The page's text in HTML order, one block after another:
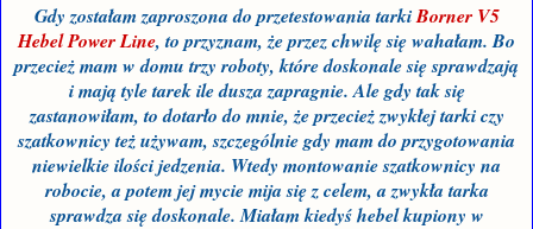
Gdy zostałam zaproszona do przetestowania tarkiBorner V5
Hebel Power Line, to przyznam, że przez chwilę się wahałam. Bo
przecież mam w domu trzy roboty, które doskonale się sprawdzają
i mają tyle tarek ile dusza zapragnie. Ale gdy tak się
zastanowiłam, to dotarło do mnie, że przecież zwykłej tarki czy
szatkownicy też używam, szczególnie gdy mam do przygotowania
niewielkie ilości jedzenia. Wtedy montowanie szatkownicy na
robocie, a potem jej mycie mija się z celem, a zwykła tarka
sprawdza się doskonale. Miałam kiedyś hebel kupiony w